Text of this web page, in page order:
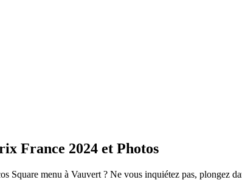
France 2024 et Photos
Square menu à Vauvert ? Ne vous inquiétez pas, plongez